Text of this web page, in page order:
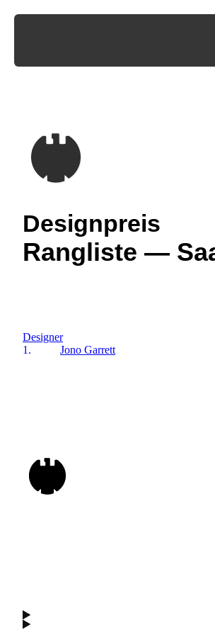
Designpreis
Rangliste —
Designer
1.
Jono Garrett